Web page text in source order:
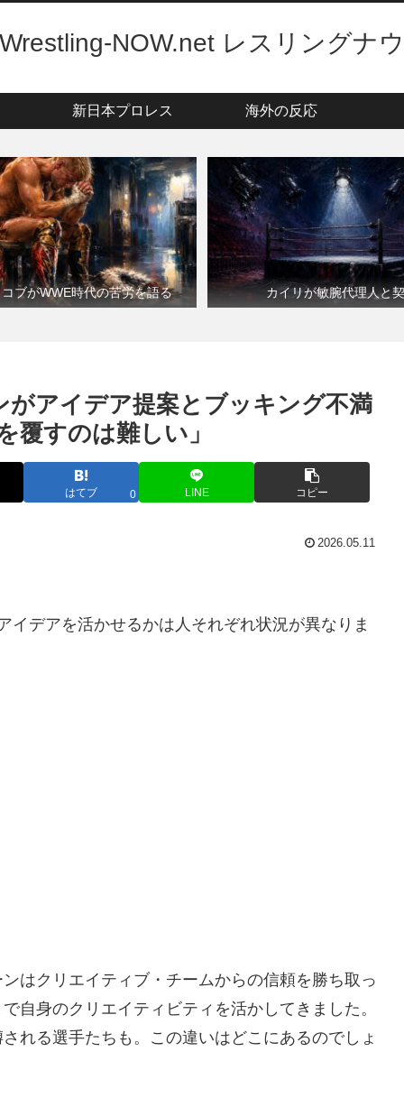
Wrestling-NOW.net レスリングナウ
新日本プロレス 海外の反応
ブがWWE時代の苦労を語る カイリが敏腕代理人と
アイデア提案とブッキング不満
覆すのは難しい」
はてブ 0 LINE コピー
2026.05.11
デアを活かせるかは人それぞれ状況が異なりま
はクリエイティブ・チームからの信頼を勝ち取っ
自身のクリエイティビティを活かしてきました。
れる選手たちも。この違いはどこにあるのでしょ